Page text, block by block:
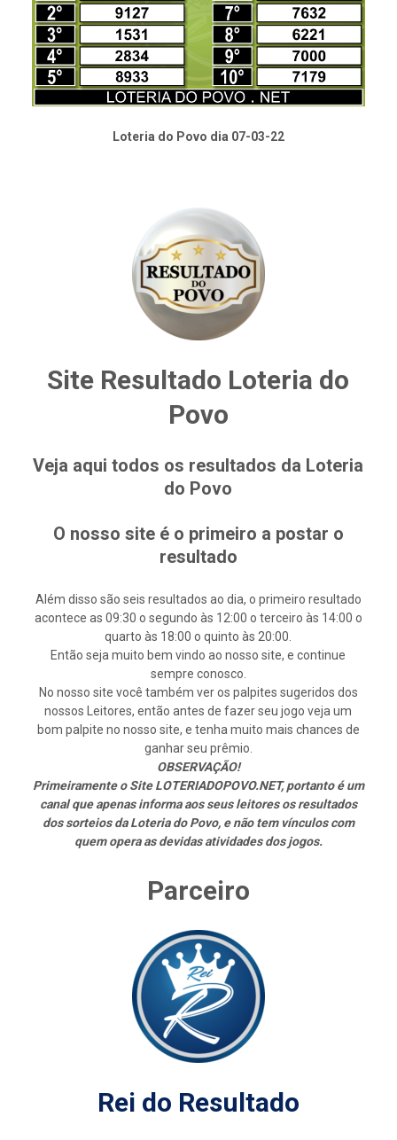
Loteria do Povo dia 07-03-22
Site Resultado Loteria do
Povo
Veja aqui todos os resultados da Loteria
do Povo
O nosso site é o primeiro a postar o
resultado
Além disso são seis resultados ao dia, o primeiro resultado
acontece as 09:30 o segundo às 12:00 o terceiro às 14:00 o
quarto às 18:00 o quinto às 20:00.
Então seja muito bem vindo ao nosso site, e continue
sempre conosco.
No nosso site você também ver os palpites sugeridos dos
nossos Leitores, então antes de fazer seu jogo veja um
bom palpite no nosso site, e tenha muito mais chances de
ganhar seu prêmio.
OBSERVAÇÃO!
Primeiramente o Site LOTERIADOPOVO.NET, portanto é um
canal que apenas informa aos seus leitores os resultados
dos sorteios da Loteria do Povo, e não tem vínculos com
quem opera as devidas atividades dos jogos.
Parceiro
Rei do Resultado